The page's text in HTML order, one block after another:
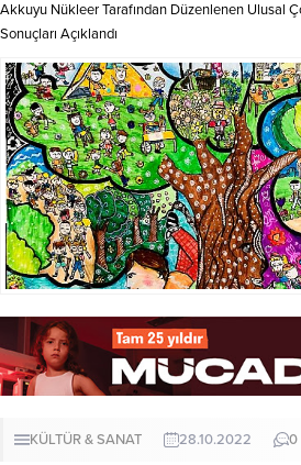
Akkuyu Nükleer Tarafından Düzenlenen Ulusal
Sonuçları Açıklandı
KÜLTÜR & SANAT 28.10.2022 0